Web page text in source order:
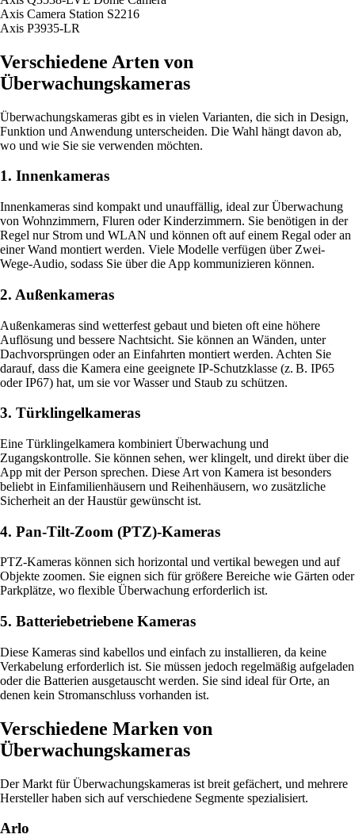
Axis Camera Station S2216
Axis P3935-LR
Verschiedene Arten von
Überwachungskameras
Überwachungskameras gibt es in vielen Varianten, die sich in Design,
Funktion und Anwendung unterscheiden. Die Wahl hängt davon ab,
wo und wie Sie sie verwenden möchten.
1. Innenkameras
Innenkameras sind kompakt und unauffällig, ideal zur Überwachung
von Wohnzimmern, Fluren oder Kinderzimmern. Sie benötigen in der
Regel nur Strom und WLAN und können oft auf einem Regal oder an
einer Wand montiert werden. Viele Modelle verfügen über Zwei-
Wege-Audio, sodass Sie über die App kommunizieren können.
2. Außenkameras
Außenkameras sind wetterfest gebaut und bieten oft eine höhere
Auflösung und bessere Nachtsicht. Sie können an Wänden, unter
Dachvorsprüngen oder an Einfahrten montiert werden. Achten Sie
darauf, dass die Kamera eine geeignete IP-Schutzklasse (z. B. IP65
oder IP67) hat, um sie vor Wasser und Staub zu schützen.
3. Türklingelkameras
Eine Türklingelkamera kombiniert Überwachung und
Zugangskontrolle. Sie können sehen, wer klingelt, und direkt über die
App mit der Person sprechen. Diese Art von Kamera ist besonders
beliebt in Einfamilienhäusern und Reihenhäusern, wo zusätzliche
Sicherheit an der Haustür gewünscht ist.
4. Pan-Tilt-Zoom (PTZ)-Kameras
PTZ-Kameras können sich horizontal und vertikal bewegen und auf
Objekte zoomen. Sie eignen sich für größere Bereiche wie Gärten oder
Parkplätze, wo flexible Überwachung erforderlich ist.
5. Batteriebetriebene Kameras
Diese Kameras sind kabellos und einfach zu installieren, da keine
Verkabelung erforderlich ist. Sie müssen jedoch regelmäßig aufgeladen
oder die Batterien ausgetauscht werden. Sie sind ideal für Orte, an
denen kein Stromanschluss vorhanden ist.
Verschiedene Marken von
Überwachungskameras
Der Markt für Überwachungskameras ist breit gefächert, und mehrere
Hersteller haben sich auf verschiedene Segmente spezialisiert.
Arlo